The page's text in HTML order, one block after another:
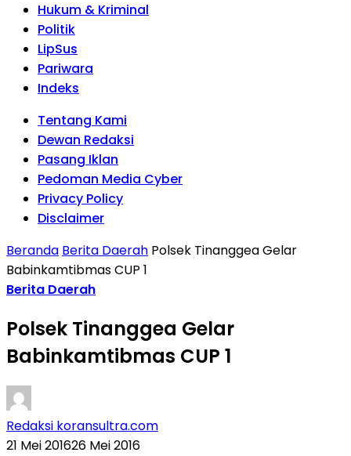
Hukum & Kriminal
Politik
LipSus
Pariwara
Indeks
Tentang Kami
Dewan Redaksi
Pasang Iklan
Pedoman Media Cyber
Privacy Policy
Disclaimer
Beranda Berita Daerah Polsek Tinanggea Gelar
Babinkamtibmas CUP 1
Berita Daerah
Polsek Tinanggea Gelar
Babinkamtibmas CUP 1
Redaksi koransultra.com
21 Mei 201626 Mei 2016